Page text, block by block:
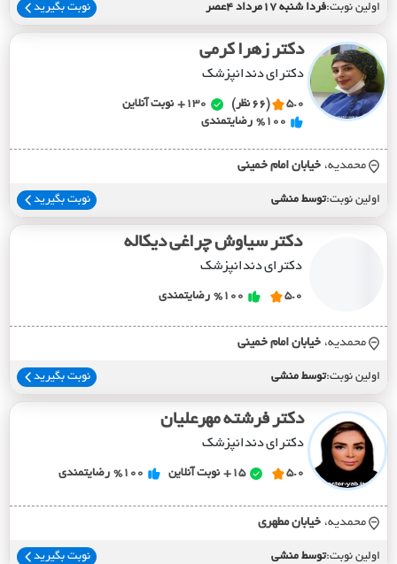
اولین نوبت:فردا شنبه 17مرداد 4عصر نوبت بگیرید
دکتر زهرا کرمی
دکترای دندانپزشک
5.0 (66 نظر) 130+
نوبت آنلاین
%100 رضایتمندی
محمدیه، خيابان امام خميني
اولین نوبت:توسط منشی نوبت بگیرید
دکتر سیاوش چراغی دیکاله
دکترای دندانپزشک
5.0
%100 رضایتمندی
محمدیه، خيابان امام خميني
اولین نوبت:توسط منشی نوبت بگیرید
دکتر فرشته مهرعلیان
دکترای دندانپزشک
5.0
15+ نوبت آنلاین %100 رضایتمندی
محمدیه، خيابان مطهري
اولین نوبت:توسط منشی نوبت بگیرید